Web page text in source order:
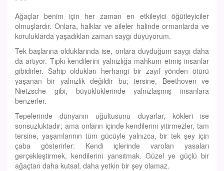
Ağaçlar benim için her zaman en etkileyici öğütleyiciler
olmuşlardır. Onlara, halklar ve aileler halinde ormanlarda ve
koruluklarda yaşadıkları zaman saygı duyuyorum.
Tek başlarına olduklarında ise, onlara duyduğum saygı daha
da artıyor. Tıpkı kendilerini yalnızlığa mahkum etmiş insanlar
gibidirler. Sahip oldukları herhangi bir zayıf yönden ötürü
yaşanan bir yalnızlık değildir bu; tersine, Beethoven ve
Nietzsche gibi, büyüklüklerinde yalnızlaşmış insanlara
benzerler.
Tepelerinde dünyanın uğultusunu duyarlar, kökleri ise
sonsuzluktadır; ama onların içinde kendilerini yitirmezler, tam
tersine, yaşamlarının tüm gücüyle yalnızca, bir tek şey için
çaba gösterirler: Kendi içlerinde varolan yasaları
gerçekleştirmek, kendilerini yansıtmak. Güzel ye güçlü bir
ağaçtan daha kutsal, daha yetkin bir şey olamaz.